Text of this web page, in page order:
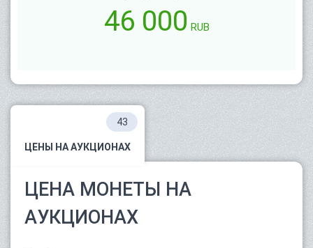
46 000 RUB
ЦЕНЫ НА АУКЦИОНАХ
43
ЦЕНА МОНЕТЫ НА
АУКЦИОНАХ